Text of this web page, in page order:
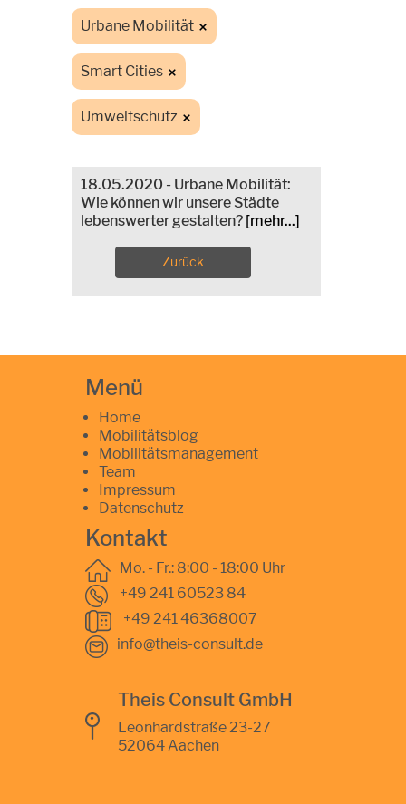
Urbane Mobilität
Smart Cities
Umweltschutz
18.05.2020 - Urbane Mobilität:
Wie können wir unsere Städte
lebenswerter gestalten? [mehr...]
Zurück
Menü
Home
Mobilitätsblog
Mobilitätsmanagement
Team
Impressum
Datenschutz
Kontakt
Mo. - Fr.: 8:00 - 18:00 Uhr
+49 241 60523 84
+49 241 46368007
info@theis-consult.de
Theis Consult GmbH
Leonhardstraße 23-27
52064 Aachen